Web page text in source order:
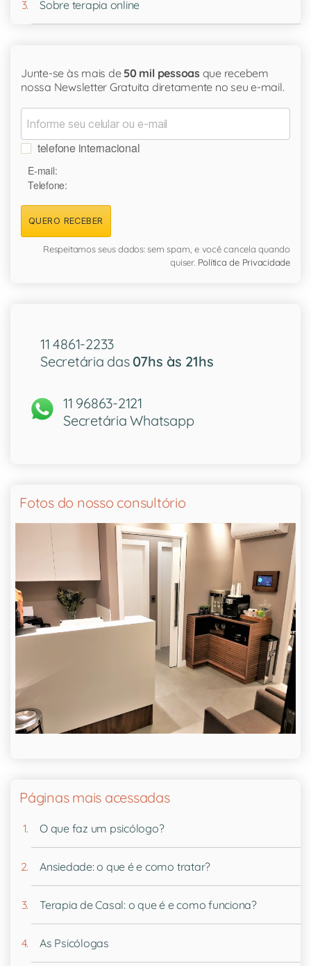
Sobre terapia online
Junte-se às mais de 50 mil pessoas que recebem
nossa Newsletter Gratuita diretamente no seu e-mail.
telefone internacional
E-mail:
Telefone:
QUERO RECEBER
Respeitamos seus dados: sem spam, e você cancela quando
quiser. Política de Privacidade
11 4861-2233
Secretária das 07hs às 21hs
11 96863-2121
Secretária Whatsapp
Fotos do nosso consultório
Páginas mais acessadas
O que faz um psicólogo?
Ansiedade: o que é e como tratar?
Terapia de Casal: o que é e como funciona?
As Psicólogas